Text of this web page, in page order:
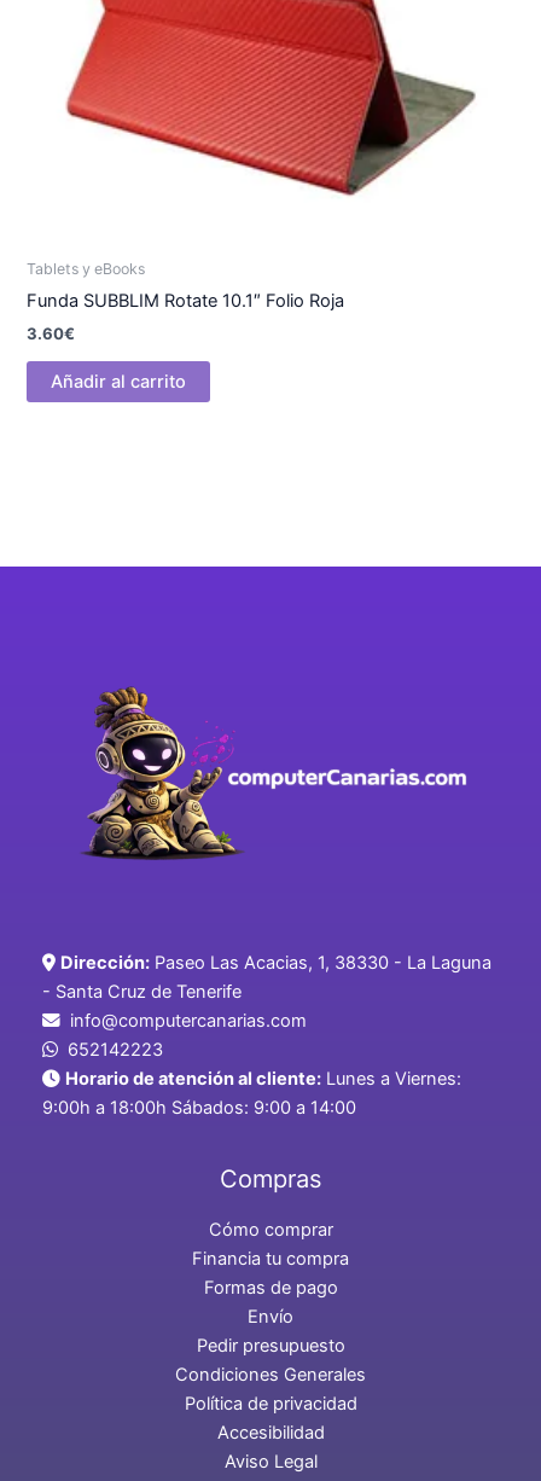
Tablets y eBooks
Funda SUBBLIM Rotate 10.1″ Folio Roja
3.60€
Añadir al carrito
Dirección: Paseo Las Acacias, 1, 38330 - La Laguna
- Santa Cruz de Tenerife
info@computercanarias.com
652142223
Horario de atención al cliente: Lunes a Viernes:
9:00h a 18:00h Sábados: 9:00 a 14:00
Compras
Cómo comprar
Financia tu compra
Formas de pago
Envío
Pedir presupuesto
Condiciones Generales
Política de privacidad
Accesibilidad
Aviso Legal